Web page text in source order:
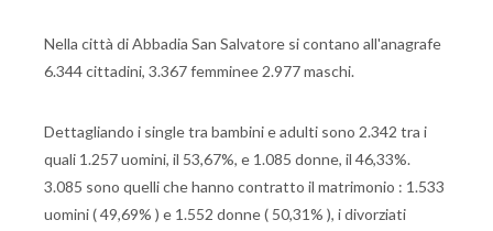
Nella città di Abbadia San Salvatore si contano all'anagrafe
6.344 cittadini, 3.367 femminee 2.977 maschi.
Dettagliando i single tra bambini e adulti sono 2.342 tra i
quali 1.257 uomini, il 53,67%, e 1.085 donne, il 46,33%.
3.085 sono quelli che hanno contratto il matrimonio : 1.533
uomini ( 49,69% ) e 1.552 donne ( 50,31% ), i divorziati